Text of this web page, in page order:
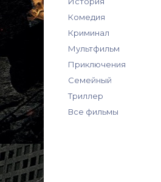
Комедия
Криминал
Мультфильм
Приключения
Семейный
Триллер
Все фильмы